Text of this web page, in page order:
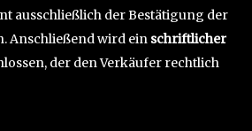
ausschließlich der Bestätigung der
Anschließend wird ein schriftlicher
der den Verkäufer rechtlich